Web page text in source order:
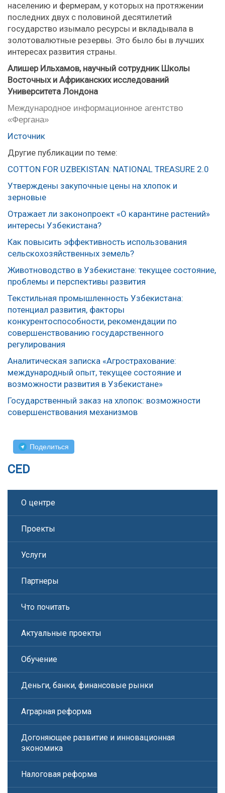
населению и фермерам, у которых на протяжении
последних двух с половиной десятилетий
государство изымало ресурсы и вкладывала в
золотовалютные резервы. Это было бы в лучших
интересах развития страны.
Алишер Ильхамов, научный сотрудник Школы
Восточных и Африканских исследований
Университета Лондона
Международное информационное агентство
«Фергана»
Источник
Другие публикации по теме:
COTTON FOR UZBEKISTAN: NATIONAL TREASURE 2.0
Утверждены закупочные цены на хлопок и
зерновые
Отражает ли законопроект «О карантине растений»
интересы Узбекистана?
Как повысить эффективность использования
сельскохозяйственных земель?
Животноводство в Узбекистане: текущее состояние,
проблемы и перспективы развития
Текстильная промышленность Узбекистана:
потенциал развития, факторы
конкурентоспособности, рекомендации по
совершенствованию государственного
регулирования
Аналитическая записка «Агрострахование:
международный опыт, текущее состояние и
возможности развития в Узбекистане»
Государственный заказ на хлопок: возможности
совершенствования механизмов
Поделиться
CED
О центре
Проекты
Услуги
Партнеры
Что почитать
Актуальные проекты
Обучение
Деньги, банки, финансовые рынки
Аграрная реформа
Догоняющее развитие и инновационная
экономика
Налоговая реформа